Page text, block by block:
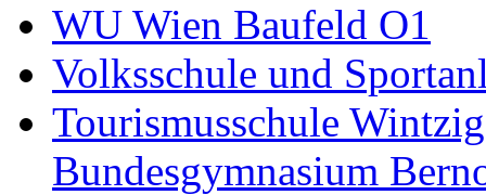
WU Wien Baufeld O1
Volksschule und
Tourismusschule
Bundesgymnasium